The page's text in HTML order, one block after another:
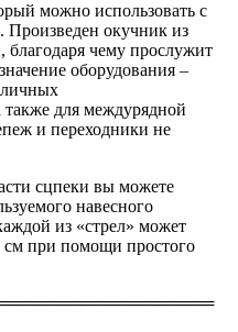
можно использовать с
окучник из
благодаря чему прослужит
оборудования –
также для междурядной
и переходники не
сцпеки вы можете
навесного
из «стрел» может
см при помощи простого